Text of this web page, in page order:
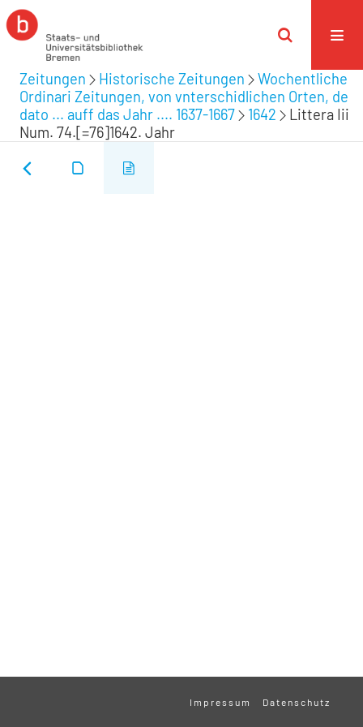
Zeitungen Historische Zeitungen
Wochentliche
Ordinari Zeitungen, von vnterschidlichen Orten, de
dato ... auff das Jahr .... 1637-1667
1642
Littera Iii
Num. 74.[=76]1642. Jahr
Impressum Datenschutz